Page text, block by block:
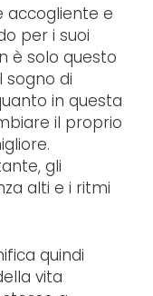
accogliente e
per i suoi
è solo questo
sogno di
in questa
il proprio
gli
alti e i ritmi
quindi
vita